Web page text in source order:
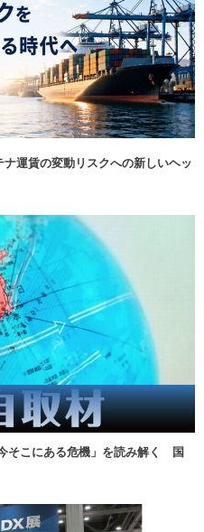
運賃の変動リスクへの新しいヘッ
そこにある危機」を読み解く 国